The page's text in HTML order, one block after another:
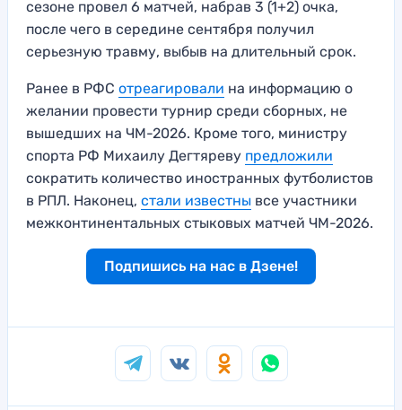
сезоне провел 6 матчей, набрав 3 (1+2) очка,
после чего в середине сентября получил
серьезную травму, выбыв на длительный срок.
Ранее в РФС отреагировали на информацию о
желании провести турнир среди сборных, не
вышедших на ЧМ-2026. Кроме того, министру
спорта РФ Михаилу Дегтяреву предложили
сократить количество иностранных футболистов
в РПЛ. Наконец, стали известны все участники
межконтинентальных стыковых матчей ЧМ-2026.
Подпишись на нас в Дзене!